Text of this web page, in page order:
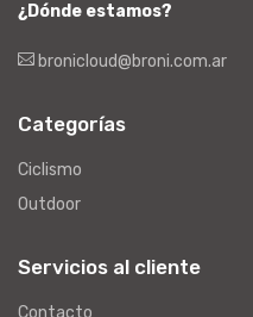
¿Dónde estamos?
bronicloud@broni.com.ar
Categorías
Ciclismo
Outdoor
Servicios al cliente
Contacto